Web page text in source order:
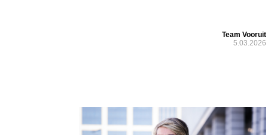
Team Vooruit
5.03.2026